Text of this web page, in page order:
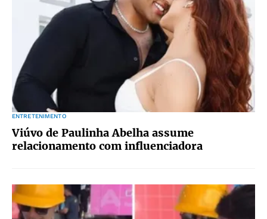
ENTRETENIMENTO
Viúvo de Paulinha Abelha assume
relacionamento com influenciadora